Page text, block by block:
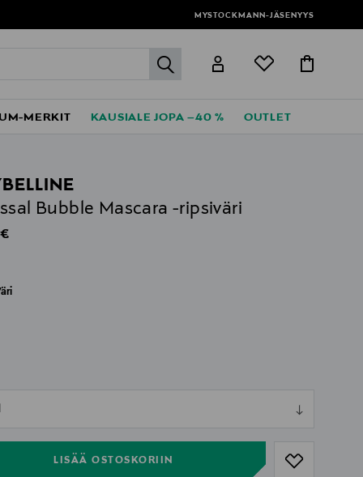
MYSTOCKMANN-JÄSENYYS
label.header.go
MERKIT KAUSIALE JOPA –40 % OUTLET
Bubble Mascara -ripsiväri
Price
LISÄÄ OSTOSKORIIN
null